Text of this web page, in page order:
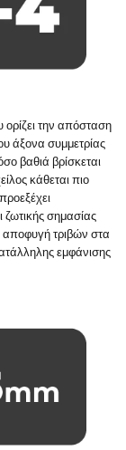
ορίζει την απόσταση
άξονα συμμετρίας
βαθιά βρίσκεται
κάθεται πιο
σημασίας
αποφυγή τριβών στα
εμφάνισης